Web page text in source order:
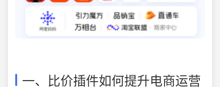
一、比价插件如何提升电商运营